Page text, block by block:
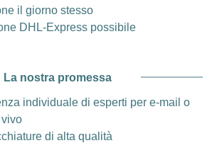
il giorno stesso
DHL-Express possibile
La nostra promessa
individuale di esperti per e-mail o
di alta qualità